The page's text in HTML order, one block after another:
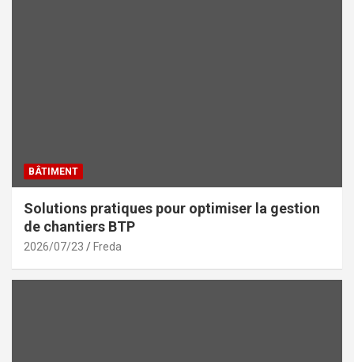
BÂTIMENT
Solutions pratiques pour optimiser la gestion
de chantiers BTP
2026/07/23 Freda